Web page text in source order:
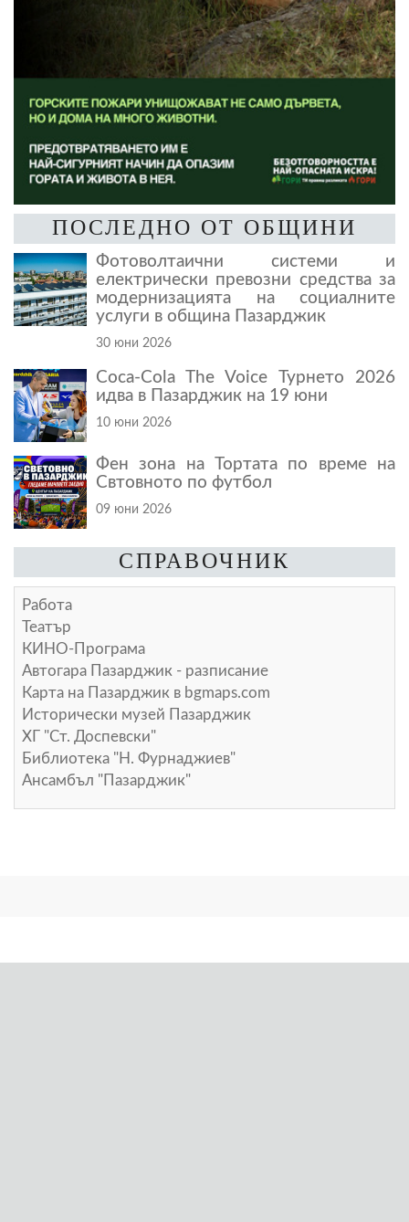
ПОСЛЕДНО ОТ ОБЩИНИ
Фотоволтаични системи и
електрически превозни средства за
модернизацията на социалните
услуги в община Пазарджик
30 юни 2026
Coca-Cola The Voice Турнето 2026
идва в Пазарджик на 19 юни
10 юни 2026
Фен зона на Тортата по време на
Свтовното по футбол
09 юни 2026
СПРАВОЧНИК
Работа
Театър
КИНО-Програма
Автогара Пазарджик - разписание
Карта на Пазарджик в bgmaps.com
Исторически музей Пазарджик
ХГ "Ст. Доспевски"
Библиотека "Н. Фурнаджиев"
Ансамбъл "Пазарджик"